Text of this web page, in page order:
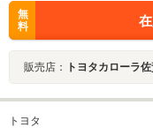
無
料
販売店： トヨタカローラ
トヨタ